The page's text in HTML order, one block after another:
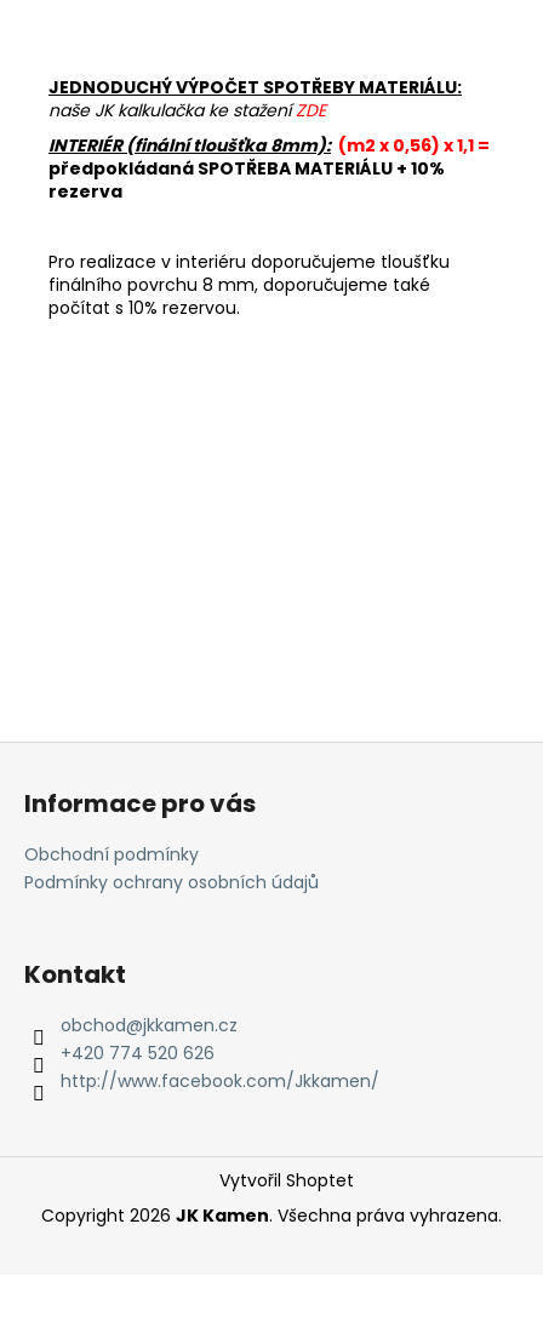
JEDNODUCHÝ VÝPOČET SPOTŘEBY MATERIÁLU:
naše JK kalkulačka ke staženíZDE
INTERIÉR (finální tloušťka 8mm): (m2 x 0,56) x 1,1 =
předpokládaná SPOTŘEBA MATERIÁLU + 10%
rezerva
Pro realizace v interiéru doporučujeme tloušťku
finálního povrchu 8 mm, doporučujeme také
počítat s 10% rezervou.
Z
Informace pro vás
Obchodní podmínky
Podmínky ochrany osobních údajů
Kontakt
obchod@jkkamen.cz
+420 774 520 626
http://www.facebook.com/Jkkamen/
Vytvořil Shoptet
Copyright 2026 JK Kamen. Všechna práva vyhrazena.